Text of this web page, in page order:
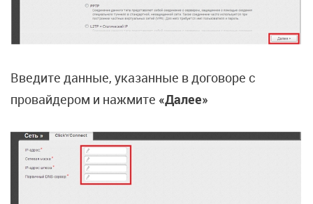
Введите данные, указанные в договоре с
провайдером и нажмите «Далее»